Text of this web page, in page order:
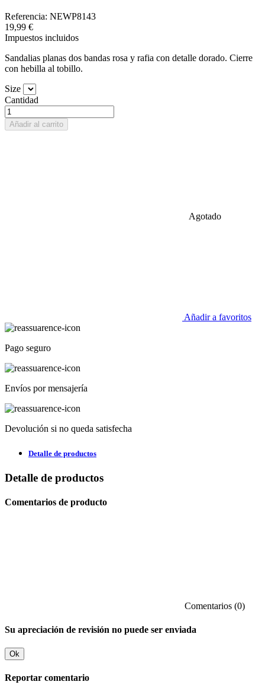
Referencia: NEWP8143
19,99 €
Impuestos incluidos
Sandalias planas dos bandas rosa y rafia con detalle dorado. Cierre
con hebilla al tobillo.
Size
Cantidad
Añadir al carrito
Agotado
Añadir a favoritos
Pago seguro
Envíos por mensajería
Devolución si no queda satisfecha
Detalle de productos
Detalle de productos
Comentarios de producto
Comentarios (0)
Su apreciación de revisión no puede ser enviada
Ok
Reportar comentario